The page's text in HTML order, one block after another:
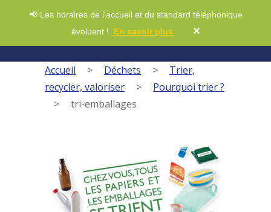
📢 Les horaires de l'accueil et du standard téléphonique
évoluent ! En savoir plus ✕
Accueil > Déchets >
Trier,
recycler, valoriser
>
Pourquoi trier ?
>
tri-emballages